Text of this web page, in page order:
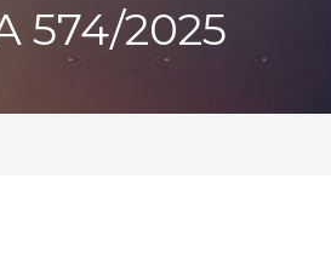
574/2025